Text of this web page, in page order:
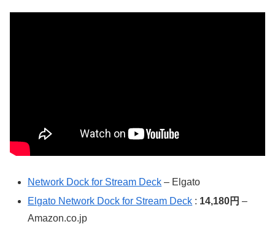
Network Dock for Stream Deck – Elgato
Elgato Network Dock for Stream Deck : 14,180円 –
Amazon.co.jp